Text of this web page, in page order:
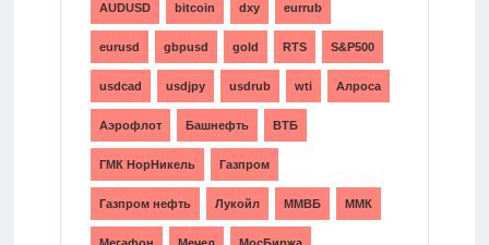
AUDUSD bitcoin dxy eurrub
eurusd gbpusd gold RTS S&P500
usdcad usdjpy usdrub wti Алроса
Аэрофлот Башнефть ВТБ
ГМК НорНикель Газпром
Газпром нефть Лукойл ММВБ ММК